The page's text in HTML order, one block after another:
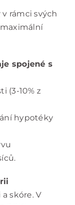
rámci svých
spojené s
(3-10% z
hypotéky
skóre. V